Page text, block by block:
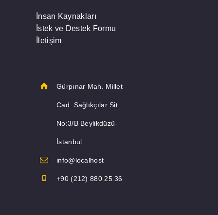
İnsan Kaynakları
İstek ve Destek Formu
İletişim
Gürpınar Mah. Millet
Cad. Sağlıkçılar Sit.
No:3/B Beylikdüzü-
İstanbul
info@localhost
+90 (212) 880 25 36